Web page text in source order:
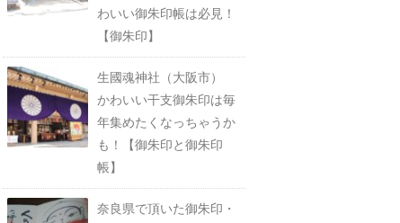
わいい御朱印帳は必見！
【御朱印】
生國魂神社（大阪市）
かわいい干支御朱印は毎
年集めたくなっちゃうか
も！【御朱印と御朱印
帳】
奈良県で頂いた御朱印・